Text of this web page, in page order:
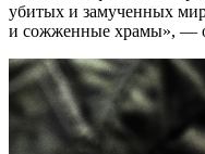
убитых и замученных
и сожженные храмы», —